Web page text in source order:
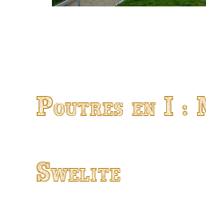
Poutres en I :
Swelite